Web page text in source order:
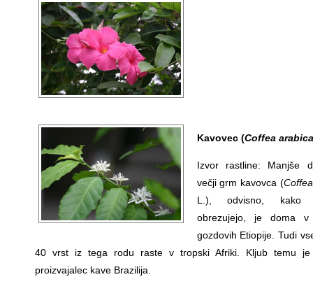
Kavovec (Coffea arabica
Izvor rastline: Manjše
večji grm kavovca (
L.), odvisno, kako
obrezujejo, je doma v
gozdovih Etiopije. Tudi
40 vrst iz tega rodu raste v tropski Afriki. Kljub temu je
proizvajalec kave Brazilija.